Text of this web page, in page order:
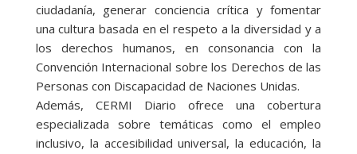
ciudadanía, generar conciencia crítica y fomentar
una cultura basada en el respeto a la diversidad y a
los derechos humanos, en consonancia con la
Convención Internacional sobre los Derechos de las
Personas con Discapacidad de Naciones Unidas.
Además, CERMI Diario ofrece una cobertura
especializada sobre temáticas como el empleo
inclusivo, la accesibilidad universal, la educación, la